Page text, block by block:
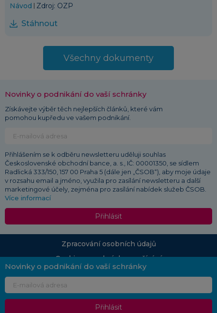
Návod Zdroj: OZP
Stáhnout
Všechny dokumenty
Novinky o podnikání do vaší schránky
Získávejte výběr těch nejlepších článků, které vám
pomohou kupředu ve vašem podnikání.
Přihlášením se k odběru newsletteru uděluji souhlas
Československé obchodní bance, a. s., IČ: 00001350, se sídlem
Radlická 333/150, 157 00 Praha 5 (dále jen „ČSOB“), aby moje údaje
v rozsahu email a jméno, využila pro zasílání newsletteru a další
marketingové účely, zejména pro zasílání nabídek služeb ČSOB.
Více informací
Přihlásit
Zpracování osobních údajů
Cookies a podmínky používání
Průvodce podnikáním | Vydává: Československá obchodní banka, a. s., Radlická 333/150,
150 57 Praha 5 | Redakce:pruvodcepodnikanim.info@csob.cz| Vlastníkem portálu
Průvodce podnikáním včetně autorských práv je ČSOB
Novinky o podnikání do vaší schránky
Přihlásit